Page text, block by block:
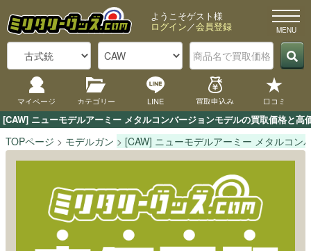
[CAW] ニューモデルアーミー メタルコンバージョンモデルの買取価格と
ようこそゲスト様
ログイン／会員登録
マイページ カテゴリー LINE 買取申込み 口コミ
TOPページ モデルガン [CAW] ニューモデルアーミー メタルコン